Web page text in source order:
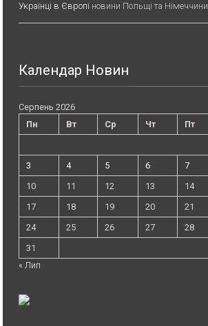
Українці в Європі новини Польщі та Німеччини
Календар Новин
Серпень 2026
Пн
Вт Ср Чт Пт
3
4 5 6 7
10
11 12 13 14
17
18 19 20 21
24
25 26 27 28
31
« Лип